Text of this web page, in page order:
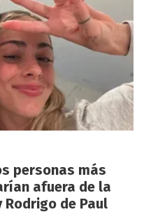
personas más
afuera de la
de Paul